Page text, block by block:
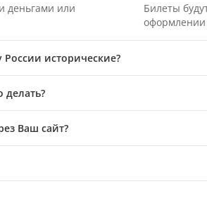
деньгами или
Билеты
оформлении
России исторические?
Ваш сайт?